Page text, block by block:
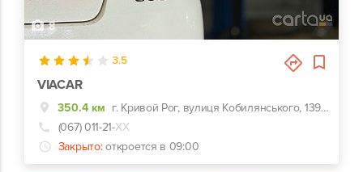
8
3.5
VIACAR
350.4 км
г. Кривой Рог, вулиця Кобилянського, 139К, 139К
(067) 011-21-ХХ
Закрыто: откроется в 09:00